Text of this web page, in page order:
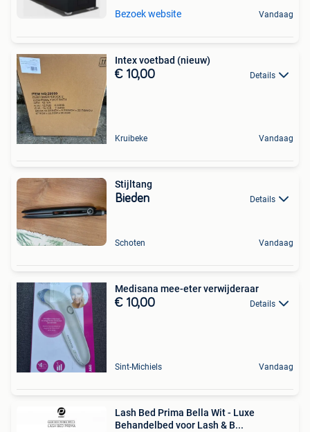
Bezoek website Vandaag
Intex voetbad (nieuw)
€ 10,00 Details
Kruibeke Vandaag
Stijltang
Bieden Details
Schoten Vandaag
Medisana mee-eter verwijderaar
€ 10,00 Details
Sint-Michiels Vandaag
Lash Bed Prima Bella Wit - Luxe
Behandelbed voor Lash & B...